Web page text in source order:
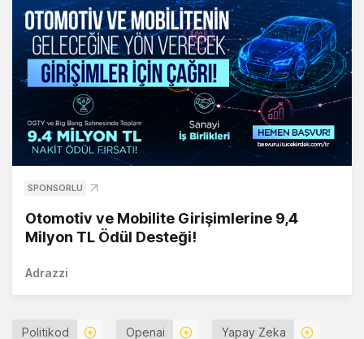
SPONSORLU
Otomotiv ve Mobilite Girişimlerine 9,4
Milyon TL Ödül Desteği!
Adrazzi
Politikod Openai Yapay Zeka